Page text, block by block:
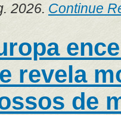
2026. Continue
revela
de